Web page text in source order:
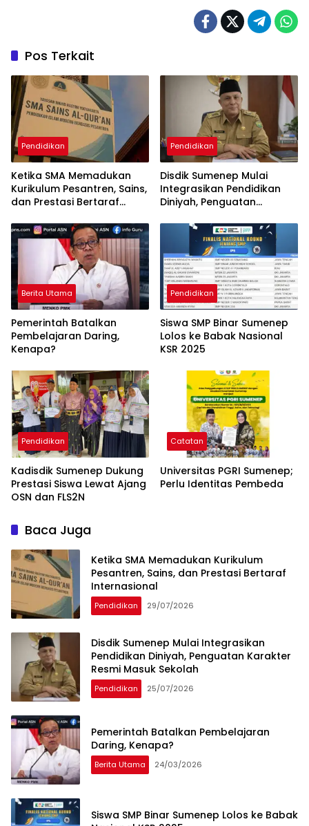
Pos Terkait
Pendidikan
Ketika SMA Memadukan
Kurikulum Pesantren, Sains,
dan Prestasi Bertaraf
Pendidikan
Disdik Sumenep Mulai
Integrasikan Pendidikan
Diniyah, Penguatan
Sekolah
Berita Utama
Pemerintah Batalkan
Pembelajaran Daring,
Kenapa?
Pendidikan
Siswa SMP Binar Sumenep
Lolos ke Babak Nasional
KSR 2025
Pendidikan
Kadisdik Sumenep Dukung
Prestasi Siswa Lewat Ajang
OSN dan FLS2N
Catatan
Universitas PGRI Sumenep;
Perlu Identitas Pembeda
Baca Juga
Ketika SMA Memadukan Kurikulum
Pesantren, Sains, dan Prestasi Bertaraf
Internasional
Pendidikan 29/07/2026
Disdik Sumenep Mulai Integrasikan
Pendidikan Diniyah, Penguatan Karakter
Resmi Masuk Sekolah
Pendidikan 25/07/2026
Pemerintah Batalkan Pembelajaran
Daring, Kenapa?
Berita Utama 24/03/2026
Siswa SMP Binar Sumenep Lolos ke Babak